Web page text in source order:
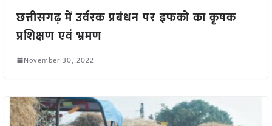
छत्तीसगढ़ में उर्वरक प्रबंधन पर इफको का कृषक
प्रशिक्षण एवं भ्रमण
November 30, 2022